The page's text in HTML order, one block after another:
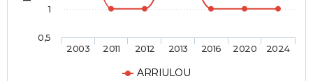
ARRIULOU
2003 2011 2012 2013 2016 2020 2024
0,5
1